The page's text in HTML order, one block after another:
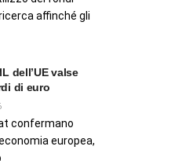
affinché gli
dell’UE valse
di euro
confermano
europea,